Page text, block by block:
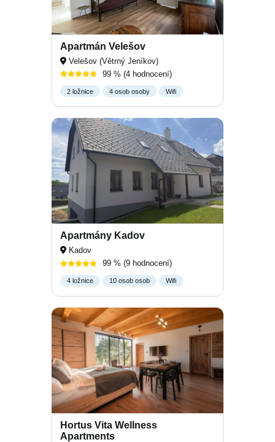
Apartmán Velešov
Velešov (Větrný Jeníkov)
99 % (4 hodnocení)
2 ložnice 4 osob osoby Wifi
Apartmány Kadov
Kadov
99 % (9 hodnocení)
4 ložnice 10 osob osob Wifi
Hortus Vita Wellness
Apartments